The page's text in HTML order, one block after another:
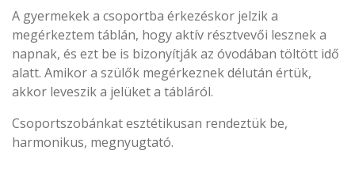
A gyermekek a csoportba érkezéskor jelzik a
megérkeztem táblán, hogy aktív résztvevői lesznek a
napnak, és ezt be is bizonyítják az óvodában töltött idő
alatt. Amikor a szülők megérkeznek délután értük,
akkor leveszik a jelüket a tábláról.
Csoportszobánkat esztétikusan rendeztük be,
harmonikus, megnyugtató.